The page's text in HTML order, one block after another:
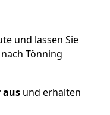
und lassen Sie
Tönning
aus und erhalten